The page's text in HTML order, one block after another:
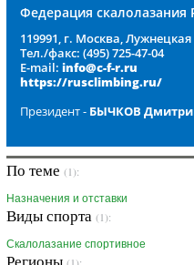
Федерация скалолазания
119991, г. Москва,
Тел./факс: (495) 725-47-04
E-mail: info@c-f-r.ru
https://rusclimbing.ru/
Президент - БЫЧКОВ
По теме (1):
Назначения и отставки
Виды спорта (1):
Скалолазание спортивное